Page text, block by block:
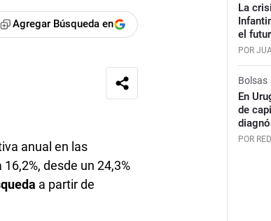
Agregar Búsqueda en
anual en las
desde un 24,3%
a partir de
La
el
POR
Bolsas
En
de
POR